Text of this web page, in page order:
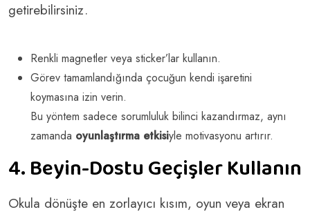
getirebilirsiniz.
Renkli magnetler veya sticker’lar kullanın.
Görev tamamlandığında çocuğun kendi işaretini
koymasına izin verin.
Bu yöntem sadece sorumluluk bilinci kazandırmaz, aynı
zamanda oyunlaştırma etkisiyle motivasyonu artırır.
4. Beyin-Dostu Geçişler Kullanın
Okula dönüşte en zorlayıcı kısım, oyun veya ekran